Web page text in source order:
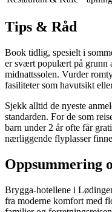
Tips & Råd
Book tidlig, spesielt i
er svært populært på grunn
midnattssolen. Vurder
fasiliteter som havutsikt
Sjekk alltid de nyeste
standarden. For de som
barn under 2 år ofte får
nærliggende flyplasser
Oppsummering
Brygga-hotellene i
fra moderne komfort med